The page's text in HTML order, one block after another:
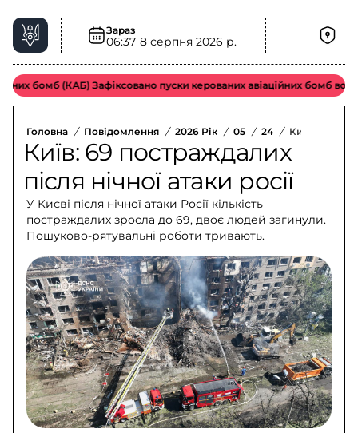
Зараз
06:37 8 серпня 2026 р.
бомб (КАБ) Зафіксовано пуски керованих авіаційних бомб
Головна / Повідомлення / 2026 Рік / 05 / 24 / Київ: 69
Київ: 69 постраждалих
після нічної атаки росії
У Києві після нічної атаки Росії кількість
постраждалих зросла до 69, двоє людей загинули.
Пошуково-рятувальні роботи тривають.